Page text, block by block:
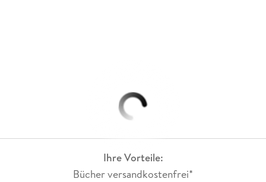
Ihre Vorteile:
Bücher versandkostenfrei*